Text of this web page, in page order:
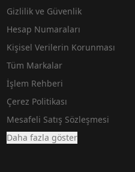
Gizlilik ve Güvenlik
Hesap Numaraları
Kişisel Verilerin Korunması
Tüm Markalar
İşlem Rehberi
Çerez Politikası
Mesafeli Satış Sözleşmesi
Daha fazla göster